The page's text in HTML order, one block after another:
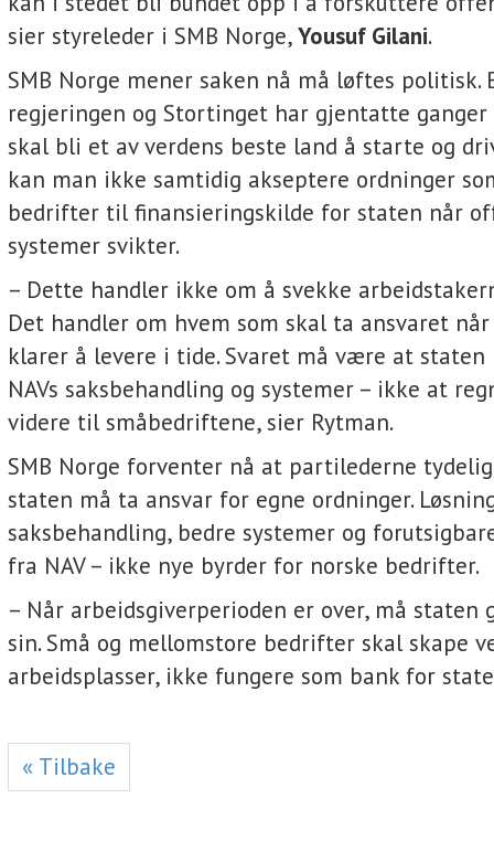
sier styreleder i SMB Norge,Yousuf Gilani.
SMB Norge mener saken nå må løftes politisk.
regjeringen og Stortinget har gjentatte ganger
skal bli et av verdens beste land å starte og
kan man ikke samtidig akseptere ordninger
bedrifter til finansieringskilde for staten når
systemer svikter.
– Dette handler ikke om å svekke
Det handler om hvem som skal ta ansvaret
klarer å levere i tide. Svaret må være at staten
NAVs saksbehandling og systemer – ikke at
videre til småbedriftene, sier Rytman.
SMB Norge forventer nå at partilederne
staten må ta ansvar for egne ordninger.
saksbehandling, bedre systemer og
fra NAV – ikke nye byrder for norske bedrifter.
– Når arbeidsgiverperioden er over, må staten
sin. Små og mellomstore bedrifter skal skape
arbeidsplasser, ikke fungere som bank for
« Tilbake